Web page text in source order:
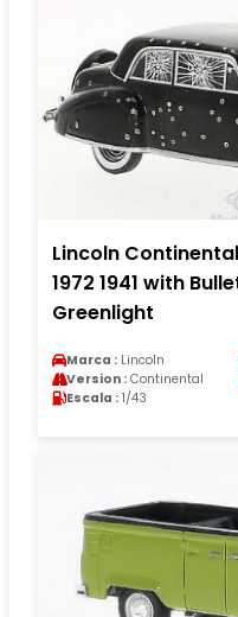
Lincoln
1972 1941 with
Greenlight
Marca : Lincoln
Version : Continental
Escala : 1/43